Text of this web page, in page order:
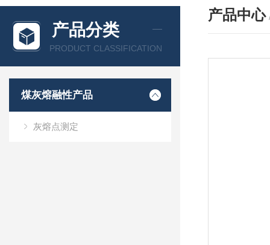
产品分类
PRODUCT CLASSIFICATION
煤灰熔融性产品
灰熔点测定
产品中心